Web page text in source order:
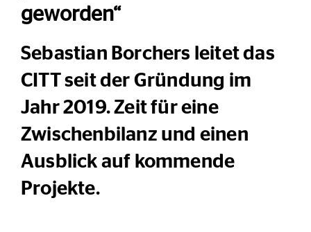
geworden“
Sebastian Borchers leitet das
CITT seit der Gründung im
Jahr 2019. Zeit für eine
Zwischenbilanz und einen
Ausblick auf kommende
Projekte.